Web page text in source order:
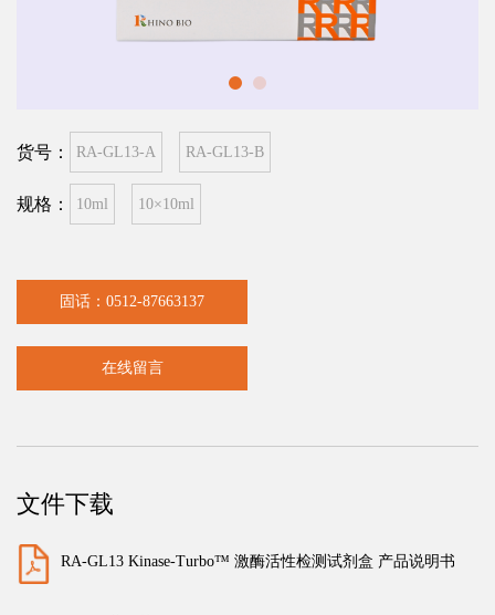
货号： RA-GL13-A RA-GL13-B
规格： 10ml 10×10ml
固话：0512-87663137
在线留言
文件下载
RA-GL13 Kinase-Turbo™ 激酶活性检测试剂盒 产品说明书